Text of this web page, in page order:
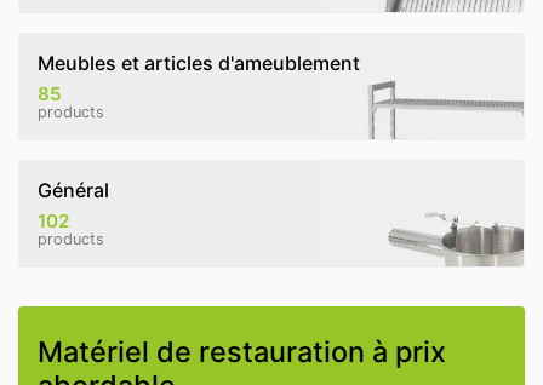
Meubles et articles d'ameublement
85
products
Général
102
products
Matériel de restauration à prix